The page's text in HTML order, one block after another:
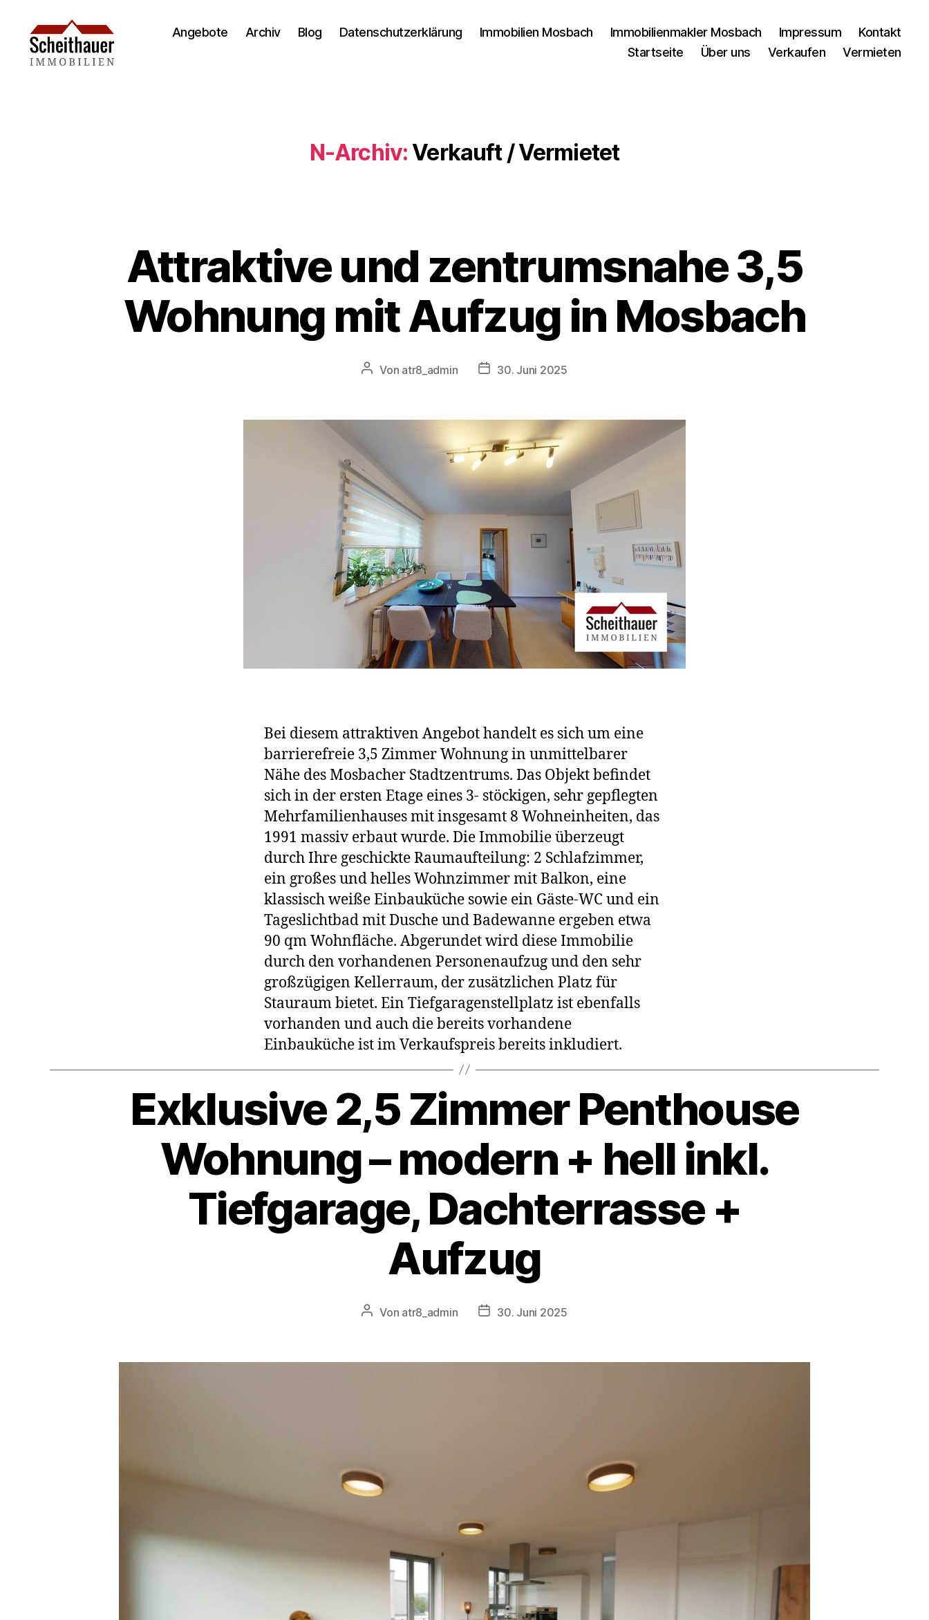
Angebote Archiv Blog Datenschutzerklärung Immobilien Mosbach Immobilienmakler Mosbach Impressum
Kontakt
Startseite
Über uns Verkaufen Vermieten
N-Archiv: Verkauft / Vermietet
Attraktive und zentrumsnahe 3,5
Wohnung mit Aufzug in Mosbach
Von atr8_admin 30. Juni 2025
Bei diesem attraktiven Angebot handelt es sich um eine
barrierefreie 3,5 Zimmer Wohnung in unmittelbarer
Nähe des Mosbacher Stadtzentrums. Das Objekt befindet
sich in der ersten Etage eines 3- stöckigen, sehr gepflegten
Mehrfamilienhauses mit insgesamt 8 Wohneinheiten, das
1991 massiv erbaut wurde. Die Immobilie überzeugt
durch Ihre geschickte Raumaufteilung: 2 Schlafzimmer,
ein großes und helles Wohnzimmer mit Balkon, eine
klassisch weiße Einbauküche sowie ein Gäste-WC und ein
Tageslichtbad mit Dusche und Badewanne ergeben etwa
90 qm Wohnfläche. Abgerundet wird diese Immobilie
durch den vorhandenen Personenaufzug und den sehr
großzügigen Kellerraum, der zusätzlichen Platz für
Stauraum bietet. Ein Tiefgaragenstellplatz ist ebenfalls
vorhanden und auch die bereits vorhandene
Einbauküche ist im Verkaufspreis bereits inkludiert.
Exklusive 2,5 Zimmer Penthouse
Wohnung – modern + hell inkl.
Tiefgarage, Dachterrasse +
Aufzug
Von atr8_admin 30. Juni 2025